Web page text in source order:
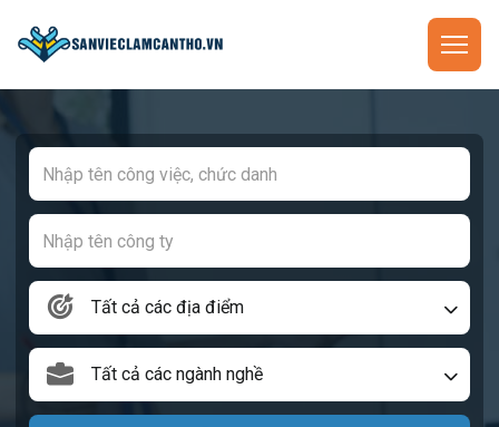
Tất cả các địa điểm
Tất cả các ngành nghề